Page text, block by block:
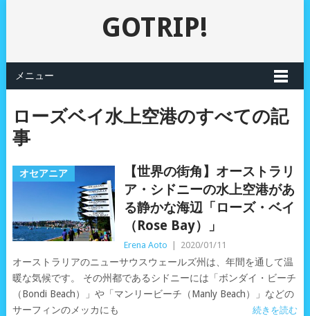
GOTRIP!
メニュー
ローズベイ水上空港のすべての記
事
オセアニア
【世界の街角】オーストラリ
ア・シドニーの水上空港があ
る静かな海辺「ローズ・ベイ
（Rose Bay）」
Erena Aoto 2020/01/11
オーストラリアのニューサウスウェールズ州は、年間を通して温
暖な気候です。 その州都であるシドニーには「ボンダイ・ビーチ
（Bondi Beach）」や「マンリービーチ（Manly Beach）」などの
サーフィンのメッカにも
続きを読む